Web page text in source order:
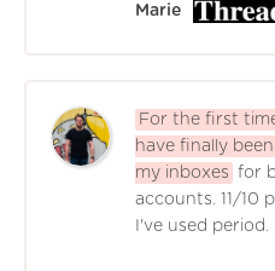
Marie
For the first time
have finally
my inboxes for
accounts. 11/10
I've used period.